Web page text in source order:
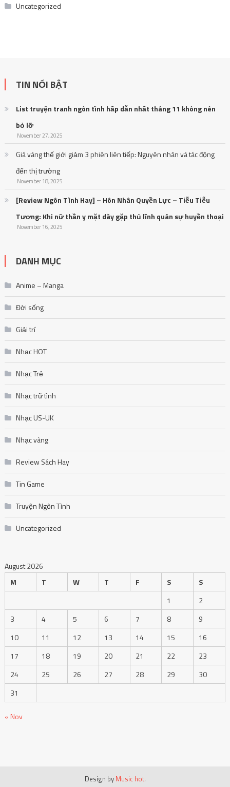
Uncategorized
TIN NỔI BẬT
List truyện tranh ngôn tình hấp dẫn nhất tháng 11 không nên
bỏ lỡ
November 27, 2025
Giá vàng thế giới giảm 3 phiên liên tiếp: Nguyên nhân và tác động
đến thị trường
November 18, 2025
[Review Ngôn Tình Hay] – Hôn Nhân Quyền Lực – Tiễu Tiễu
Tương: Khi nữ thần y mặt dày gặp thủ lĩnh quân sự huyền thoại
November 16, 2025
DANH MỤC
Anime – Manga
Đời sống
Giải trí
Nhạc HOT
Nhạc Trẻ
Nhạc trữ tình
Nhạc US-UK
Nhạc vàng
Review Sách Hay
Tin Game
Truyện Ngôn Tình
Uncategorized
August 2026
M
T W T F S
S
1
2
3
4 5 6 7 8
9
10
11 12 13 14 15
16
17
18 19 20 21 22
23
24
25 26 27 28 29
30
31
« Nov
Design by Music hot.